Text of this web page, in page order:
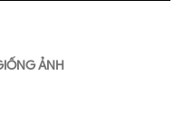
ẢNH